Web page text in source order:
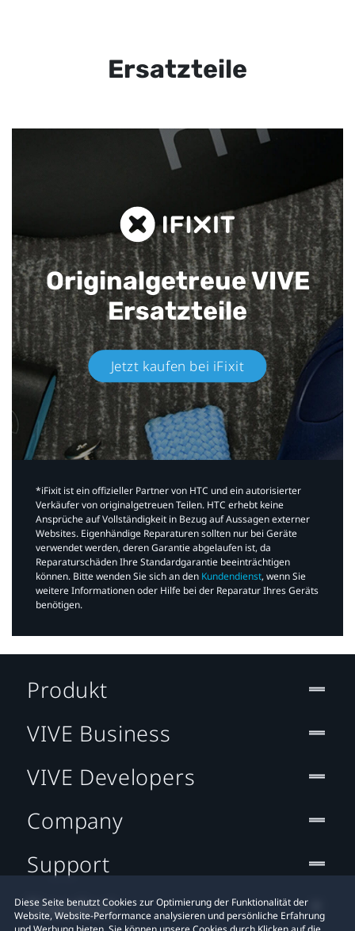
Ersatzteile
Originalgetreue VIVE
Ersatzteile
Jetzt kaufen bei iFixit​
*iFixit ist ein offizieller Partner von HTC und ein autorisierter
Verkäufer von originalgetreuen Teilen. HTC erhebt keine
Ansprüche auf Vollständigkeit in Bezug auf Aussagen externer
Websites. Eigenhändige Reparaturen sollten nur bei Geräte
verwendet werden, deren Garantie abgelaufen ist, da
Reparaturschäden Ihre Standardgarantie beeinträchtigen
können. Bitte wenden Sie sich an den Kundendienst, wenn Sie
weitere Informationen oder Hilfe bei der Reparatur Ihres Geräts
benötigen.​
Diese Seite benutzt Cookies zur Optimierung der Funktionalität der
Website, Website-Performance analysieren und persönliche Erfahrung
Produkt
VIVE Business
VIVE Developers
Company
Support
Standort